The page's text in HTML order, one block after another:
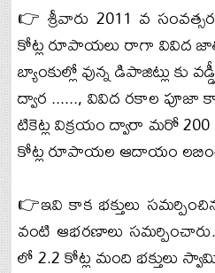
👉 శ్రీవారు 2011 వ
కోట్ల రూపాయలు రాగా వివిద
బ్యాంకుల్లో వున్న డిపాజిట్లు కు వడ్డీ
ద్వార ......, వివిద రకాల పూజా
టికెట్ల విక్రయం ద్వారా మరో 200
కోట్ల రూపాయల ఆదాయం
👉ఇవి కాక భక్తులు
వంటి ఆభరణాలు
లో 2.2 కోట్ల మంది భక్తులు